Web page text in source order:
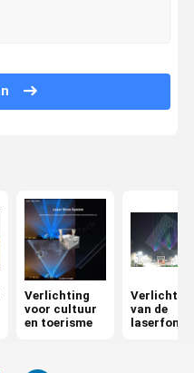
Verlichting
voor cultuur
en toerisme
van de